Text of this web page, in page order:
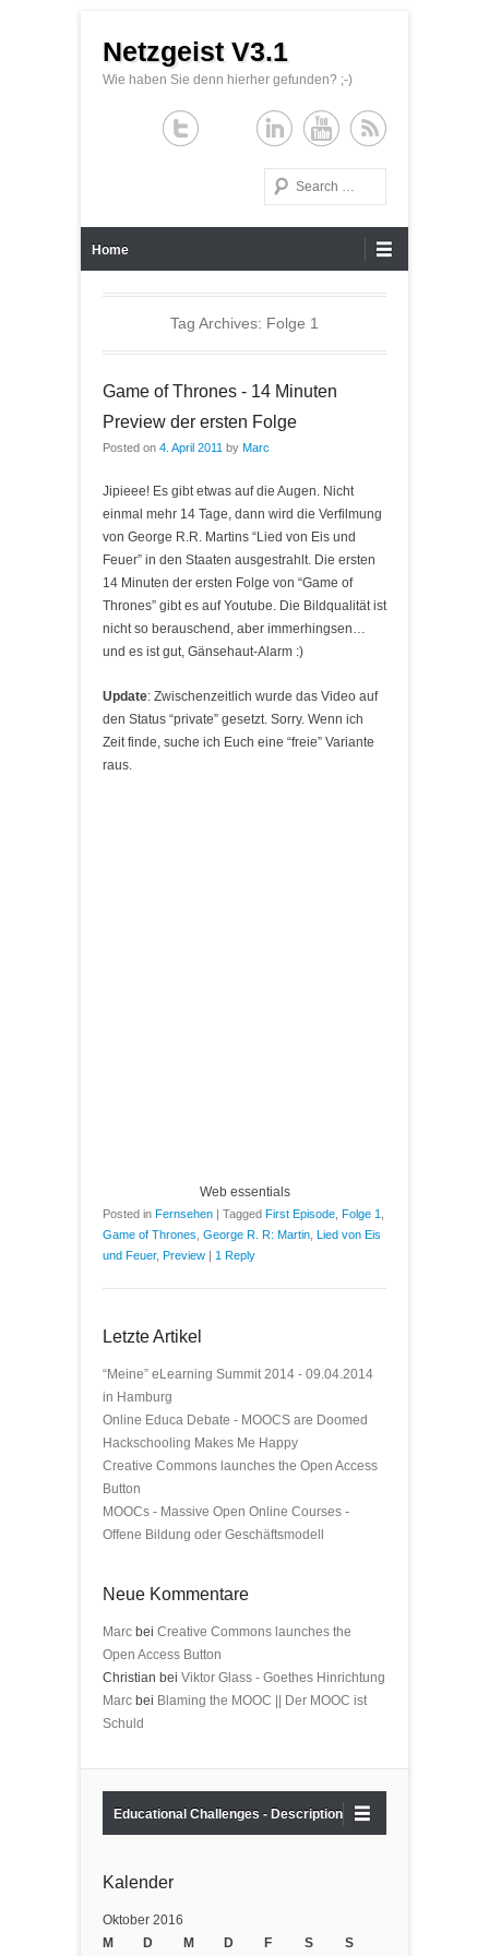
Netzgeist V3.1
Wie haben Sie denn hierher gefunden? ;-)
Search
Home
Tag Archives: Folge 1
Game of Thrones - 14 Minuten
Preview der ersten Folge
Posted on 4. April 2011 by Marc
Jipieee! Es gibt etwas auf die Augen. Nicht
einmal mehr 14 Tage, dann wird die Verfilmung
von George R.R. Martins “Lied von Eis und
Feuer” in den Staaten ausgestrahlt. Die ersten
14 Minuten der ersten Folge von “Game of
Thrones” gibt es auf Youtube. Die Bildqualität ist
nicht so berauschend, aber immerhingsen…
und es ist gut, Gänsehaut-Alarm :)
Update: Zwischenzeitlich wurde das Video auf
den Status “private” gesetzt. Sorry. Wenn ich
Zeit finde, suche ich Euch eine “freie” Variante
raus.
Web essentials
Posted in Fernsehen | Tagged First Episode Folge 1
Game of Thrones George R. R: Martin Lied von Eis
und Feuer, Preview | 1 Reply
Letzte Artikel
“Meine” eLearning Summit 2014 - 09.04.2014
in Hamburg
Online Educa Debate - MOOCS are Doomed
Hackschooling Makes Me Happy
Creative Commons launches the Open Access
Button
MOOCs - Massive Open Online Courses -
Offene Bildung oder Geschäftsmodell
Neue Kommentare
Marc bei Creative Commons launches the
Open Access Button
Christian bei Viktor Glass - Goethes Hinrichtung
Marc bei Blaming the MOOC || Der MOOC ist
Schuld
Educational Challenges - Description
Kalender
Oktober 2016
M
D M D F S S